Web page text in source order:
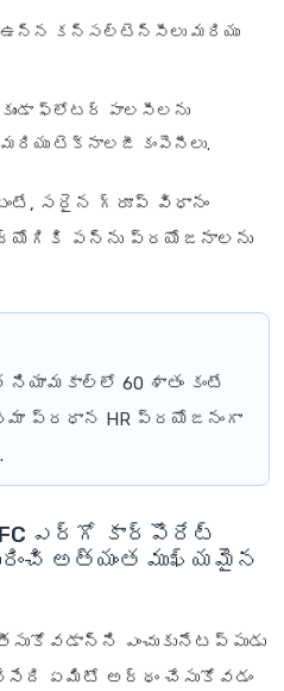
కన్సల్టెన్సీలు మరియు
ఫ్లోటర్ పాలసీలను
టెక్నాలజీ కంపెనీలు.
సరైన గ్రూప్ విధానం
పన్ను ప్రయోజనాలను
నియామకాల్లో 60 శాతం కంటే
ప్రధాన HR ప్రయోజనంగా
ఎర్గో కార్పొరేట్
అత్యంత ముఖ్యమైన
ఎంచుకునేటప్పుడు
ఏమిటో అర్థం చేసుకోవడం